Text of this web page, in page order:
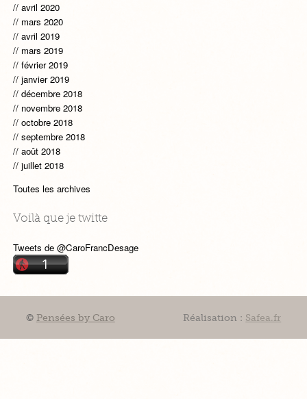
avril 2020
mars 2020
avril 2019
mars 2019
février 2019
janvier 2019
décembre 2018
novembre 2018
octobre 2018
septembre 2018
août 2018
juillet 2018
Toutes les archives
Voilà que je twitte
Tweets de @CaroFrancDesage
© Pensées by Caro Réalisation : Safea.fr